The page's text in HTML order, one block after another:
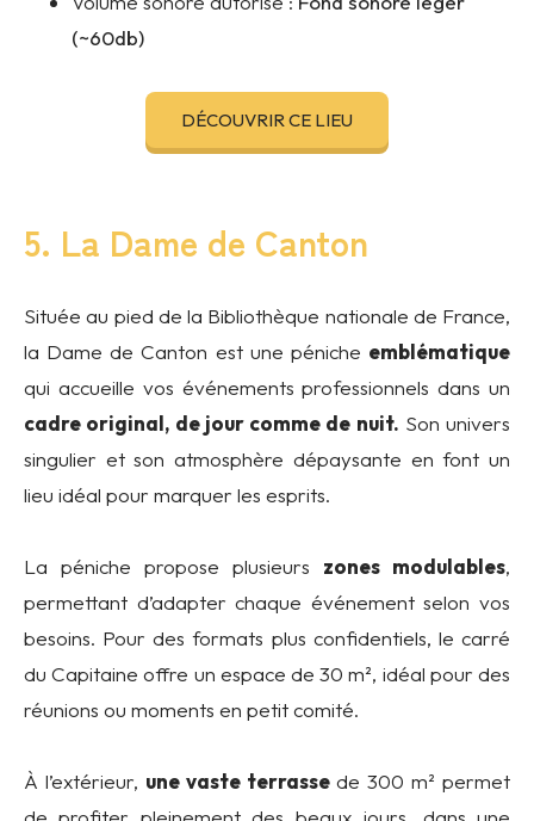
(~60db)
DÉCOUVRIR CE LIEU
5. La Dame de Canton
Située au pied de la Bibliothèque nationale de France,
la Dame de Canton est une péniche emblématique
qui accueille vos événements professionnels dans un
cadre original, de jour comme de nuit. Son univers
singulier et son atmosphère dépaysante en font un
lieu idéal pour marquer les esprits.
La péniche propose plusieurs zones modulables,
permettant d’adapter chaque événement selon vos
besoins. Pour des formats plus confidentiels, le carré
du Capitaine offre un espace de 30 m², idéal pour des
réunions ou moments en petit comité.
À l’extérieur, une vaste terrasse de 300 m² permet